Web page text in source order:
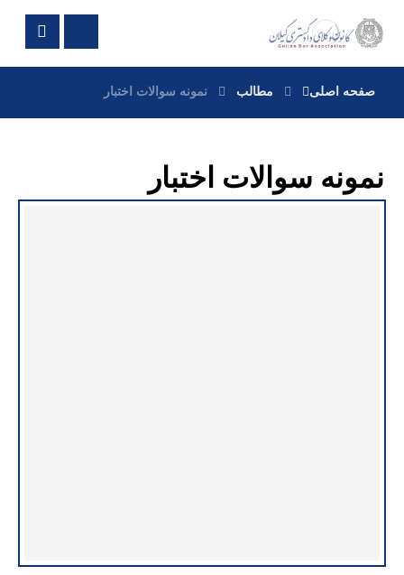
صفحه اصلی مطالب نمونه سوالات اختبار
نمونه سوالات اختبار